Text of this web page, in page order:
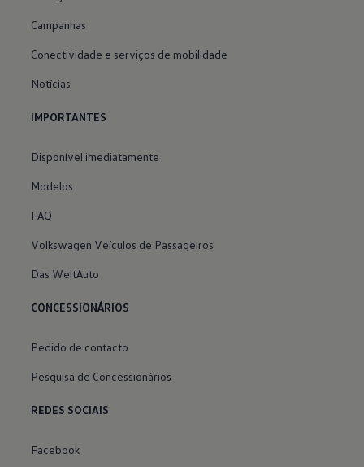
Campanhas
Conectividade e serviços de mobilidade
Notícias
IMPORTANTES
Disponível imediatamente
Modelos
FAQ
Volkswagen Veículos de Passageiros
Das WeltAuto
CONCESSIONÁRIOS
Pedido de contacto
Pesquisa de Concessionários
REDES SOCIAIS
Facebook